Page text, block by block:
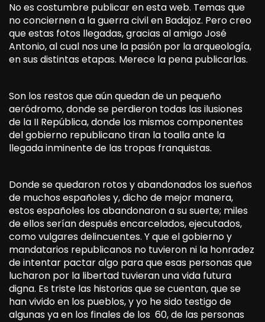
No es costumbre publicar en esta web. Temas que
no conciernen a la guerra civil en Badajoz. Pero creo
que estas fotos llegadas, gracias al amigo José
Antonio, al cual nos une la pasión por la arqueología,
en sus distintas etapas. Merece la pena publicarlas.
Son los restos que aún quedan de un pequeño
aeródromo, donde se perdieron todas las ilusiones
de la II República, donde los mismos componentes
del gobierno republicano tiran la toalla ante la
llegada inminente de las tropas franquistas.
Donde se quedaron rotos y abandonados los sueños
de muchos españoles y, dicho de mejor manera,
estos españoles los abandonaron a su suerte; miles
de ellos serían después encarcelados, ejecutados,
como vulgares delincuentes. Y que el gobierno y
mandatarios republicanos no tuvieron ni la honradez
de intentar pactar algo para que esas personas que
lucharon por la libertad tuvieran una vida futura
digna. Es triste las historias que se cuentan, que se
han vivido en los pueblos, y yo he sido testigo de
algunas ya en los finales de los 60, de las personas